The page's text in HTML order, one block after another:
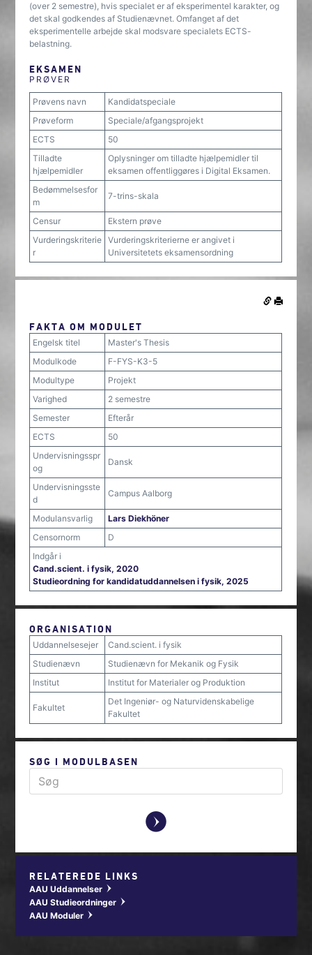
(over 2 semestre), hvis specialet er af eksperimentel karakter, og
det skal godkendes af Studienævnet. Omfanget af det
eksperimentelle arbejde skal modsvare specialets ECTS-
belastning.
EKSAMEN
PRØVER
Prøvens navn
Kandidatspeciale
Prøveform
Speciale/afgangsprojekt
ECTS
50
Tilladte
hjælpemidler
Oplysninger om tilladte hjælpemidler til
eksamen offentliggøres i Digital Eksamen.
Bedømmelsesfor
m
7-trins-skala
Censur
Ekstern prøve
Vurderingskriterie
r
Vurderingskriterierne er angivet i
Universitetets eksamensordning
FAKTA OM MODULET
Engelsk titel
Master's Thesis
Modulkode
F-FYS-K3-5
Modultype
Projekt
Varighed
2 semestre
Semester
Efterår
ECTS
50
Undervisningsspr
og
Dansk
Undervisningsste
d
Campus Aalborg
Modulansvarlig
Lars Diekhöner
Censornorm
D
Indgår i
Cand.scient. i fysik, 2020
Studieordning for kandidatuddannelsen i fysik, 2025
ORGANISATION
Uddannelsesejer
Cand.scient. i fysik
Studienævn
Studienævn for Mekanik og Fysik
Institut
Institut for Materialer og Produktion
Fakultet
Det Ingeniør- og Naturvidenskabelige
Fakultet
SØG I MODULBASEN
y
RELATEREDE LINKS
AAU Uddannelser w
AAU Studieordninger w
AAU Moduler w